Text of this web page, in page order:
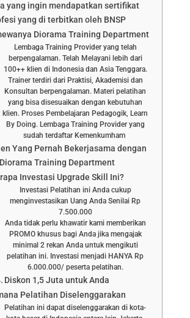
yang ingin mendapatkan sertifikat
yang di terbitkan oleh BNSP
Diorama Training Department
Lembaga Training Provider yang telah
berpengalaman. Telah Melayani lebih dari
100++ klien di Indonesia dan Asia Tenggara.
Trainer terdiri dari Praktisi, Akademisi dan
Konsultan berpengalaman. Materi pelatihan
yang bisa disesuaikan dengan kebutuhan
klien. Proses Pembelajaran Pedagogik, Learn
By Doing. Lembaga Training Provider yang
sudah terdaftar Kemenkumham
Yang Pernah Bekerjasama dengan
Diorama Training Department
Investasi Upgrade Skill Ini?
Investasi Pelatihan ini Anda cukup
menginvestasikan Uang Anda Senilai Rp
7.500.000
Anda tidak perlu khawatir kami memberikan
PROMO khusus bagi Anda jika mengajak
minimal 2 rekan Anda untuk mengikuti
pelatihan ini. Investasi menjadi HANYA Rp
6.000.000/ peserta pelatihan.
Diskon 1,5 Juta untuk Anda
Pelatihan Diselenggarakan
Pelatihan ini dapat diselenggarakan di kota-